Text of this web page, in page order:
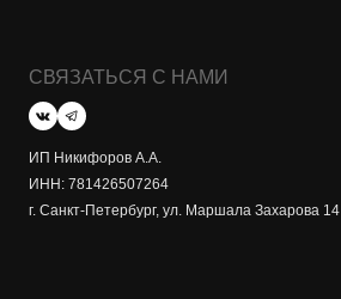
СВЯЗАТЬСЯ С НАМИ
ИП Никифоров А.А.
ИНН: 781426507264
г. Санкт-Петербург, ул. Маршала Захарова 14